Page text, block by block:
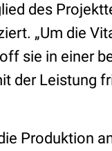
des
„Um die
sie in einer
der Leistung
Produktion